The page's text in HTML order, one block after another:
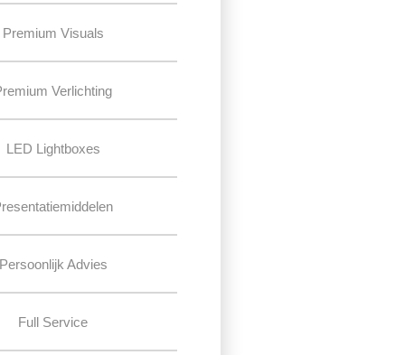
Premium Visuals
Verlichting
LED Lightboxes
Advies
Full Service